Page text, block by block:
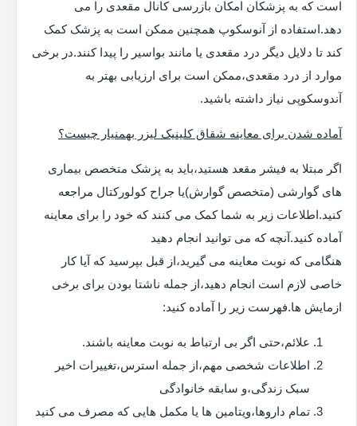
است که به پزشکان امکان بازرسی کانال مقعدی را می
دهد.استفاده از آنوسکوپ همچنین ممکن است به پزشک کمک
کند تا دلایل دیگر درد مقعدی یا مانند بواسیر را پیدا کنند.در برخی
موارد از درد مقعدی،ممکن است برای ارزیابی بهتر به
آندوسکوپی نیاز داشته باشید.
آماده شدن برای معاینه شقاق کلینیک لیزر بهمنیار چیست؟
اگر مبتلا به فیشر مقعد هستید،باید به پزشک متخصص بیماری
های گوارشی (متخصص گوارش)یا جراح کولورکتال مراجعه
کنید.اطلاعات زیر به شما کمک می کنند که خود را برای معاینه
آماده کنید.آنچه که می توانید انجام دهید
هنگامی که نوبت معاینه می گیرید،از قبل بپرسید که آیا کار
خاصی لازم است انجام دهید،از جمله ناشتا بودن برای برخی
ازمایش ها.فهرست زیر را آماده کنید:
علائم،حتی اگر بی ارتباط به نوبت معاینه باشند.
اطلاعات شخصی مهم،از جمله استرس،تغییرات اخیر
سبک زندگی،و سابقه خانوادگی
تمام داروها،ویتامین ها یا مکمل هایی که مصرف می کنید